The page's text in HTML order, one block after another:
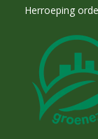
Herroeping